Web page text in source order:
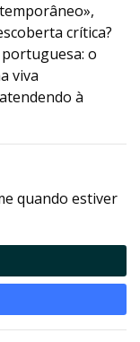
crítica?
o
viva
à
quando estiver